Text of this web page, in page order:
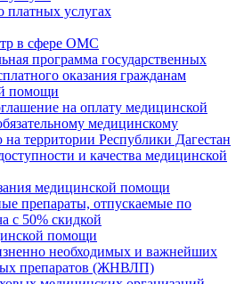
платных услугах
в сфере ОМС
программа государственных
оказания гражданам
помощи
на оплату медицинской
медицинскому
на территории Республики Дагестан
и качества медицинской
медицинской помощи
препараты, отпускаемые по
с 50% скидкой
помощи
необходимых и важнейших
препаратов (ЖНВЛП)